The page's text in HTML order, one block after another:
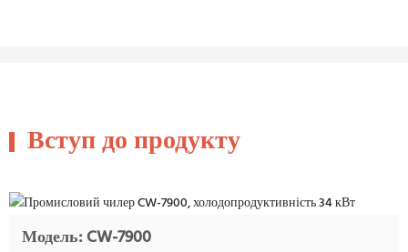
Вступ до продукту
Модель: CW-7900